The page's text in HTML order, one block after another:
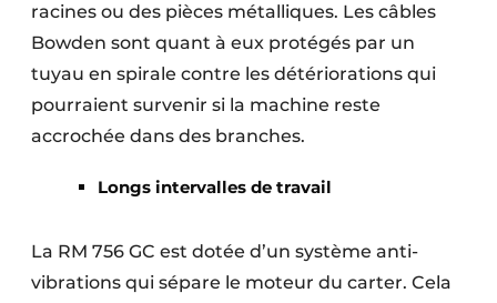
racines ou des pièces métalliques. Les câbles
Bowden sont quant à eux protégés par un
tuyau en spirale contre les détériorations qui
pourraient survenir si la machine reste
accrochée dans des branches.
Longs intervalles de travail
La RM 756 GC est dotée d’un système anti-
vibrations qui sépare le moteur du carter. Cela